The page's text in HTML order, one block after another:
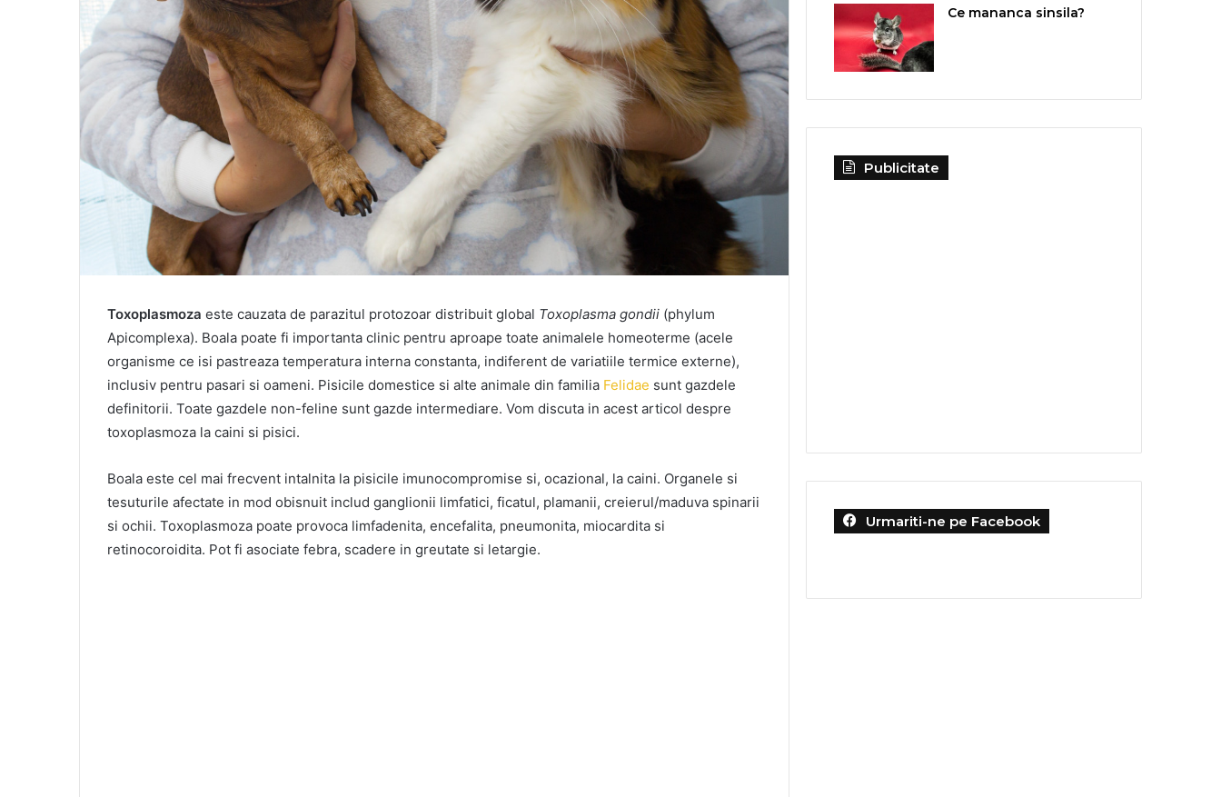
Toxoplasmoza este cauzata de parazitul protozoar distribuit global Toxoplasma gondii (phylum
Apicomplexa). Boala poate fi importanta clinic pentru aproape toate animalele homeoterme (acele
organisme ce isi pastreaza temperatura interna constanta, indiferent de variatiile termice externe),
inclusiv pentru pasari si oameni. Pisicile domestice si alte animale din familia Felidae sunt gazdele
definitorii. Toate gazdele non-feline sunt gazde intermediare. Vom discuta in acest articol despre
toxoplasmoza la caini si pisici.
Boala este cel mai frecvent intalnita la pisicile imunocompromise si, ocazional, la caini. Organele si
tesuturile afectate in mod obisnuit includ ganglionii limfatici, ficatul, plamanii, creierul/maduva spinarii
si ochii. Toxoplasmoza poate provoca limfadenita, encefalita, pneumonita, miocardita si
retinocoroidita. Pot fi asociate febra, scadere in greutate si letargie.
Ce mananca sinsila?
Publicitate
Urmariti-ne pe Facebook